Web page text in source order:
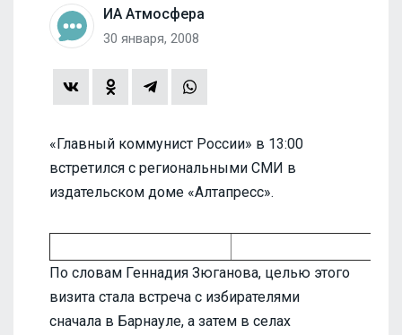
ИА Атмосфера
30 января, 2008
«Главный коммунист России» в 13:00
встретился с региональными СМИ в
издательском доме «Алтапресс».
По словам Геннадия Зюганова, целью этого
визита стала встреча с избирателями
сначала в Барнауле, а затем в селах